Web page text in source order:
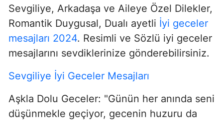
Sevgiliye, Arkadaşa ve Aileye Özel Dilekler,
Romantik Duygusal, Dualı ayetli İyi geceler
mesajları 2024. Resimli ve Sözlü iyi geceler
mesajlarını sevdiklerinize gönderebilirsiniz.
Sevgiliye İyi Geceler Mesajları
Aşkla Dolu Geceler: "Günün her anında seni
düşünmekle geçiyor, gecenin huzuru da